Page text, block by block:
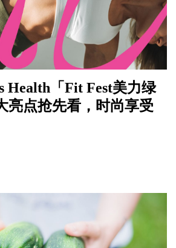
Health「Fit Fest美力绿
亮点抢先看，时尚享受